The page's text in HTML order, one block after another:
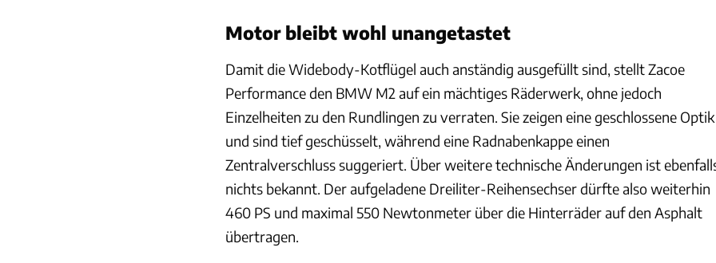
Motor bleibt wohl unangetastet
Damit die Widebody-Kotflügel auch anständig ausgefüllt sind, stellt Zacoe
Performance den BMW M2 auf ein mächtiges Räderwerk, ohne jedoch
Einzelheiten zu den Rundlingen zu verraten. Sie zeigen eine geschlossene Optik
und sind tief geschüsselt, während eine Radnabenkappe einen
Zentralverschluss suggeriert. Über weitere technische Änderungen ist
nichts bekannt. Der aufgeladene Dreiliter-Reihensechser dürfte also weiterhin
460 PS und maximal 550 Newtonmeter über die Hinterräder auf den Asphalt
übertragen.